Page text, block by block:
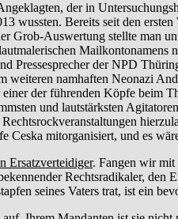
der in
wussten. Bereits seit den
Grob-Auswertung stellte man
Pressesprecher der NPD
weiteren namhaften Neonazi
der führenden Köpfe
und lautstärksten
Ceska mitorganisiert, und es
Ersatzverteidiger. Fangen wir mit
Rechtsradikaler,
seines Vaters trat, ist ein